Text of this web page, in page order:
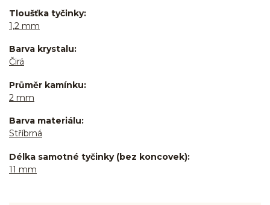
Tloušťka tyčinky
1,2 mm
Barva krystalu
Čirá
Průměr kamínku
2 mm
Barva materiálu
Stříbrná
Délka samotné tyčinky (bez koncovek)
11 mm